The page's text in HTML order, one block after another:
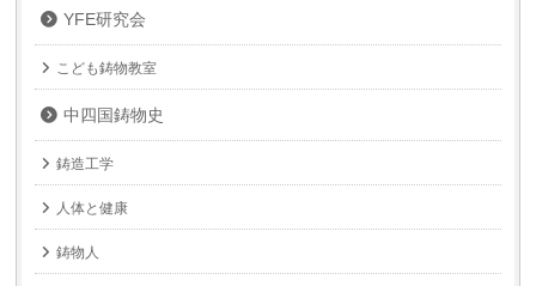
YFE研究会
こども鋳物教室
中四国鋳物史
鋳造工学
人体と健康
鋳物人